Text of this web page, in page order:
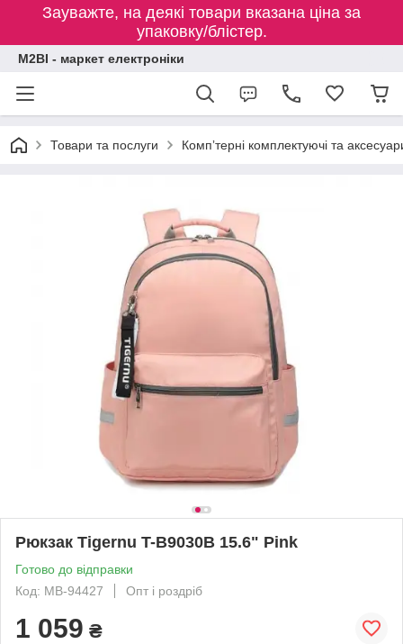
Зауважте, на деякі товари вказана ціна за
упаковку/блістер.
M2BI - маркет електроніки
Товари та послуги Компʼтерні комплектуючі та
Рюкзак Tigernu T-B9030B 15.6" Pink
Готово до відправки
Код: MB-94427
Опт і роздріб
1 059 ₴